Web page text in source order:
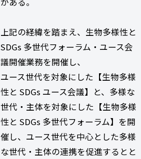
上記の経緯を踏まえ、生物多様性と
SDGs 多世代フォーラム・ユース会
議開催業務を開催し、
ユース世代を対象にした【生物多様
性と SDGs ユース会議】と、多様な
世代・主体を対象にした【生物多様
性と SDGs 多世代フォーラム】を開
催し、ユース世代を中心とした多様
な世代・主体の連携を促進するとと